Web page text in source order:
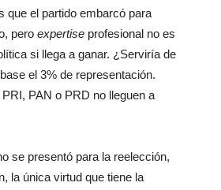
que el partido embarcó para
pero expertise profesional no es
si llega a ganar. ¿Serviría de
el 3% de representación.
PAN o PRD no lleguen a
se presentó para la reelección,
la única virtud que tiene la